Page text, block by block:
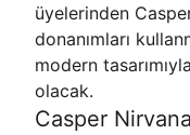
üyelerinden
donanımları
modern
olacak.
Casper